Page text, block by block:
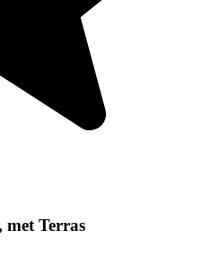
met Terras